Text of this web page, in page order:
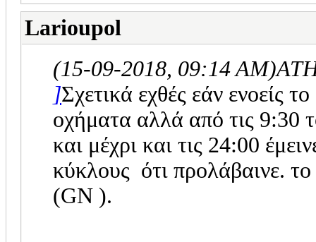
Larioupol
(15-09-2018, 09:14 AM)
]Σχετικά εχθές εάν ενοείς
οχήματα αλλά από τις 9:30
και μέχρι και τις 24:00
κύκλους ότι προλάβαινε.
(GN ).